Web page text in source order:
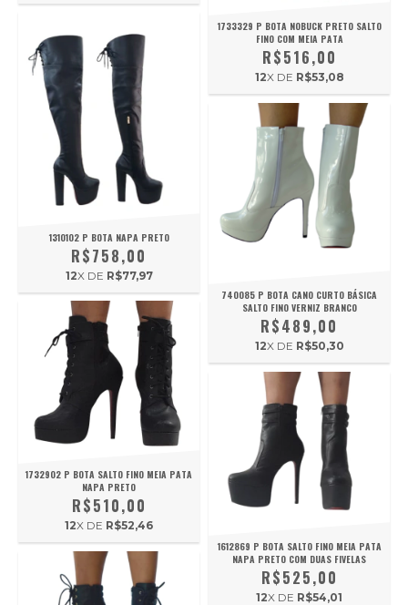
1733329 P BOTA NOBUCK PRETO SALTO
FINO COM MEIA PATA
R$516,00
12X DE R$53,08
1310102 P BOTA NAPA PRETO
R$758,00
12X DE R$77,97
740085 P BOTA CANO CURTO BÁSICA
SALTO FINO VERNIZ BRANCO
R$489,00
12X DE R$50,30
1732902 P BOTA SALTO FINO MEIA PATA
NAPA PRETO
R$510,00
12X DE R$52,46
1612869 P BOTA SALTO FINO MEIA PATA
NAPA PRETO COM DUAS FIVELAS
R$525,00
12X DE R$54,01